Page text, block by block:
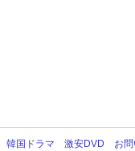
韓国ドラマ 激安DVD
お